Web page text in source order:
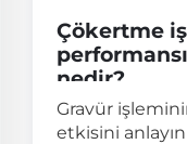
Çökertme
nedir?
Gravür
etkisini